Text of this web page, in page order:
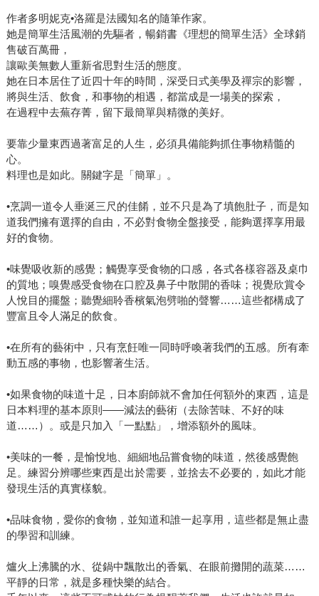
作者多明妮克•洛羅是法國知名的隨筆作家。
她是簡單生活風潮的先驅者，暢銷書《理想的簡單生活》全球銷
售破百萬冊，
讓歐美無數人重新省思對生活的態度。
她在日本居住了近四十年的時間，深受日式美學及禪宗的影響，
將與生活、飲食，和事物的相遇，都當成是一場美的探索，
在過程中去蕪存菁，留下最簡單與精微的美好。
要靠少量東西過著富足的人生，必須具備能夠抓住事物精髓的
心。
料理也是如此。關鍵字是「簡單」。
•烹調一道令人垂涎三尺的佳餚，並不只是為了填飽肚子，而是知
道我們擁有選擇的自由，不必對食物全盤接受，能夠選擇享用最
好的食物。
•味覺吸收新的感覺；觸覺享受食物的口感，各式各樣容器及桌巾
的質地；嗅覺感受食物在口腔及鼻子中散開的香味；視覺欣賞令
人悅目的擺盤；聽覺細聆香檳氣泡劈啪的聲響……這些都構成了
豐富且令人滿足的飲食。
•在所有的藝術中，只有烹飪唯一同時呼喚著我們的五感。所有牽
動五感的事物，也影響著生活。
•如果食物的味道十足，日本廚師就不會加任何額外的東西，這是
日本料理的基本原則——減法的藝術（去除苦味、不好的味
道……）。或是只加入「一點點」，增添額外的風味。
•美味的一餐，是愉悅地、細細地品嘗食物的味道，然後感覺飽
足。練習分辨哪些東西是出於需要，並捨去不必要的，如此才能
發現生活的真實樣貌。
•品味食物，愛你的食物，並知道和誰一起享用，這些都是無止盡
的學習和訓練。
爐火上沸騰的水、從鍋中飄散出的香氣、在眼前攤開的蔬菜……
平靜的日常，就是多種快樂的結合。